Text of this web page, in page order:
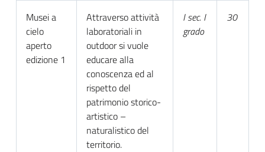
Musei a
cielo
aperto
edizione 1
Attraverso attività
laboratoriali in
outdoor si vuole
educare alla
conoscenza ed al
rispetto del
patrimonio storico-
artistico –
naturalistico del
territorio.
I sec. I
grado
30